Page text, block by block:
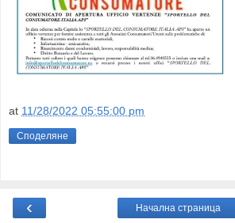
at 11/28/2022 05:55:00 pm
Споделяне
‹ Начална страница